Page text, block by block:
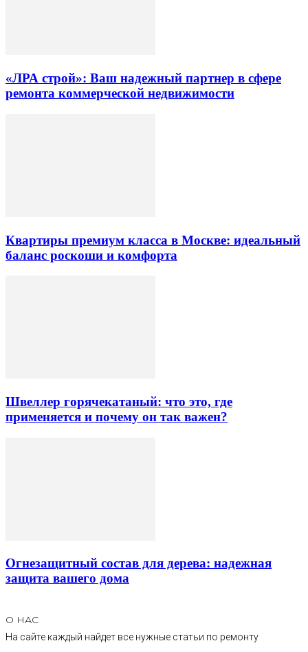
«ЛРА строй»: Ваш надежный партнер в сфере
ремонта коммерческой недвижимости
Квартиры премиум класса в Москве: идеальный
баланс роскоши и комфорта
Швеллер горячекатаный: что это, где
применяется и почему он так важен?
Огнезащитный состав для дерева: надежная
защита вашего дома
О НАС
На сайте каждый найдет все нужные статьи по ремонту